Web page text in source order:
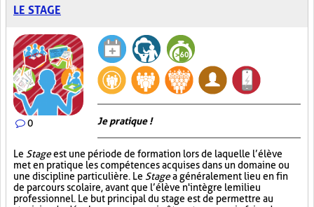
LE STAGE
0 Je pratique !
Le Stageest une période de formation lors de laquelle l’élève
met en pratique les compétences acquises dans un domaine ou
une discipline particulière. Le Stagea généralement lieu en fin
de parcours scolaire, avant que l’élève n'intègre le milieu
professionnel. Le but principal du stage est de permettre au